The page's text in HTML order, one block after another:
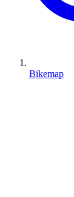
Bikemap